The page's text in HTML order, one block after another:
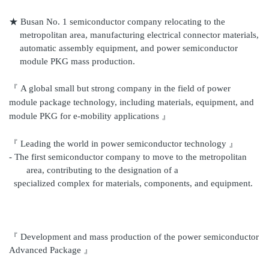
★ Busan No. 1 semiconductor company relocating to the
metropolitan area, manufacturing electrical connector materials,
automatic assembly equipment, and power semiconductor
module PKG mass production.
『 A global small but strong company in the field of power
module package technology, including materials, equipment, and
module PKG for e-mobility applications 』
『 Leading the world in power semiconductor technology 』
- The first semiconductor company to move to the metropolitan
area, contributing to the designation of a
specialized complex for materials, components, and equipment.
『 Development and mass production of the power semiconductor
Advanced Package 』